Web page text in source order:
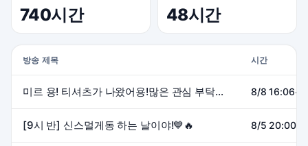
740시간 48시간
방송 제목 시간
미르 용! 티셔츠가 나왔어용!많은 관심 부탁해!💙 [담비월드] 8/8
[9시 반] 신스멀게동 하는 날이야!💙🔥 8/5